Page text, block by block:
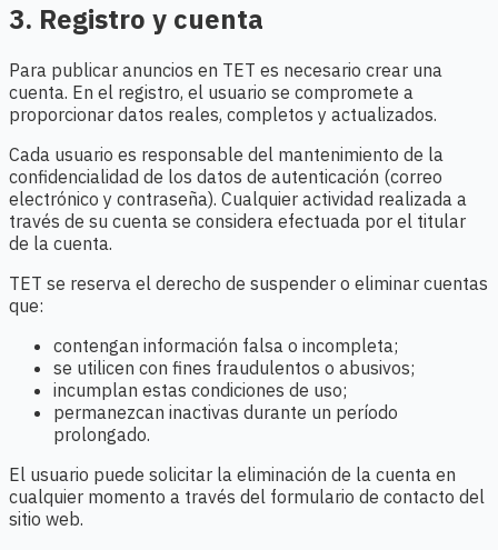
3. Registro y cuenta
Para publicar anuncios en TET es necesario crear una
cuenta. En el registro, el usuario se compromete a
proporcionar datos reales, completos y actualizados.
Cada usuario es responsable del mantenimiento de la
confidencialidad de los datos de autenticación (correo
electrónico y contraseña). Cualquier actividad realizada a
través de su cuenta se considera efectuada por el titular
de la cuenta.
TET se reserva el derecho de suspender o eliminar cuentas
que:
contengan información falsa o incompleta;
se utilicen con fines fraudulentos o abusivos;
incumplan estas condiciones de uso;
permanezcan inactivas durante un período
prolongado.
El usuario puede solicitar la eliminación de la cuenta en
cualquier momento a través del formulario de contacto del
sitio web.